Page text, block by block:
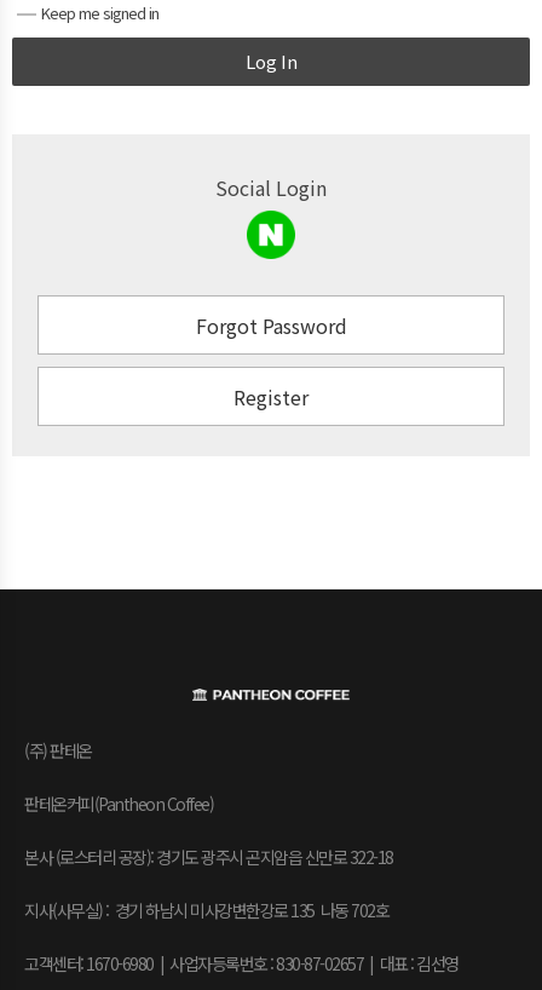
Keep me signed in
Log In
Social Login
Forgot Password
Register
(주) 판테온
판테온커피(Pantheon Coffee)
본사 (로스터리 공장): 경기도 광주시 곤지암읍 신만로 322-18
지사(사무실) : 경기 하남시 미사강변한강로 135 나동 702호
고객센터: 1670-6980 | 사업자등록번호 : 830-87-02657 | 대표 : 김선영